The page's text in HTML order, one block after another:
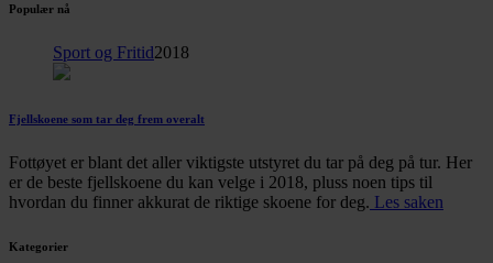
Populær nå
Sport og Fritid2018
Fjellskoene som tar deg frem overalt
Fottøyet er blant det aller viktigste utstyret du tar på deg på tur. Her
er de beste fjellskoene du kan velge i 2018, pluss noen tips til
hvordan du finner akkurat de riktige skoene for deg. Les saken
Kategorier